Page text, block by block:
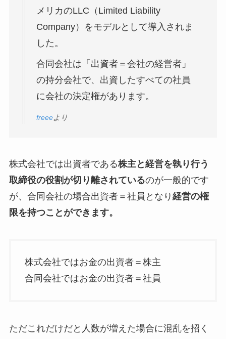
メリカのLLC（Limited Liability
Company）をモデルとして導入されま
した。
合同会社は「出資者＝会社の経営者」
の持分会社で、出資したすべての社員
に会社の決定権があります。
freeeより
株式会社では出資者である株主と経営を執り行う
取締役の役割が切り離されているのが一般的です
が、合同会社の場合出資者＝社員となり 経営の権
限を持つことができます。
株式会社ではお金の出資者＝株主
合同会社ではお金の出資者＝社員
ただこれだけだと人数が増えた場合に混乱を招く